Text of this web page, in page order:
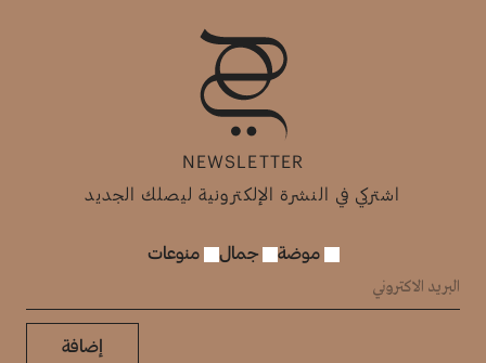
NEWSLETTER
اشتركي في النشرة الإلكترونية ليصلك الجديد
موضة جمال منوعات
إضافة